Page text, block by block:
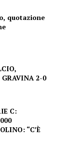
quotazione
2-0
C:
“C’È